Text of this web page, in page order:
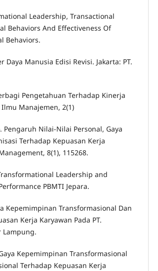
Leadership, Transactional
Behaviors And Effectiveness Of
Behaviors.
Daya Manusia Edisi Revisi. Jakarta: PT.
Pengetahuan Terhadap Kinerja
Manajemen, 2(1)
Pengaruh Nilai-Nilai Personal, Gaya
Terhadap Kepuasan Kerja
8(1), 115268.
Leadership and
PBMTI Jepara.
Kepemimpinan Transformasional Dan
Kerja Karyawan Pada PT.
Lampung.
Kepemimpinan Transformasional
Terhadap Kepuasan Kerja